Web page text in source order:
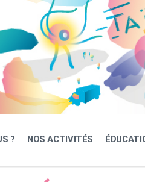
? NOS ACTIVITÉS